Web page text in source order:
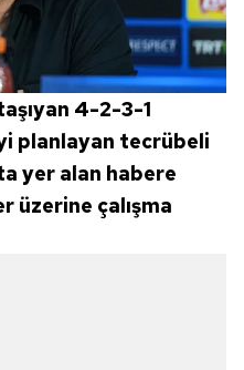
4-2-3-1
planlayan tecrübeli
yer alan habere
üzerine çalışma